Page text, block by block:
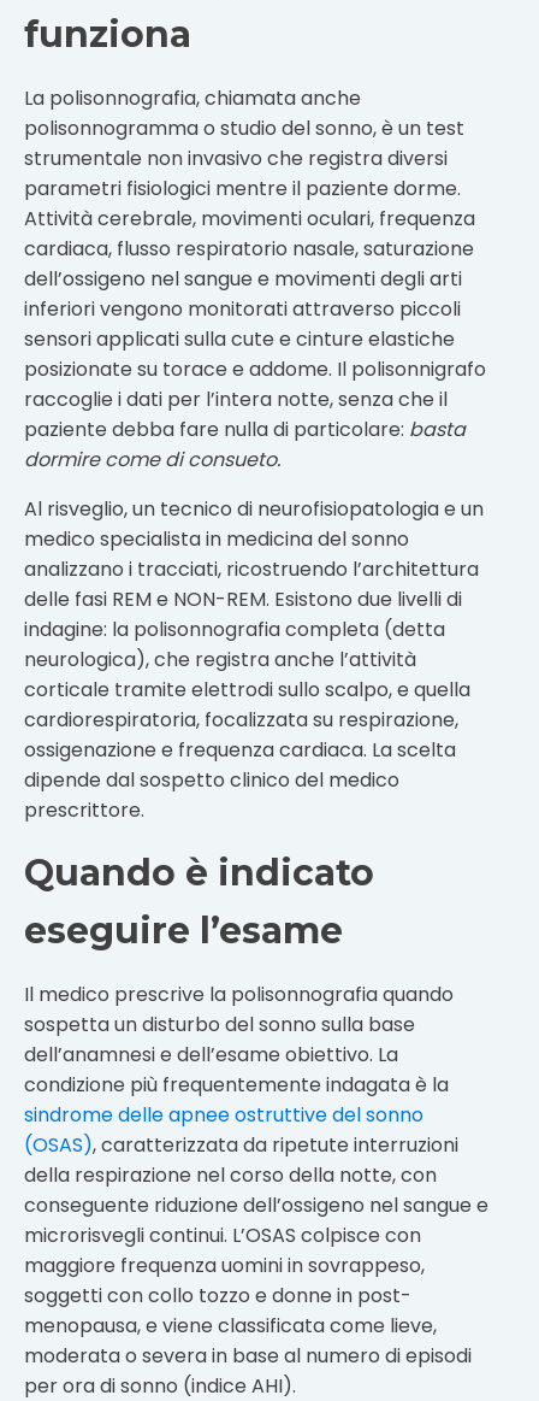
funziona
La polisonnografia, chiamata anche
polisonnogramma o studio del sonno, è un test
strumentale non invasivo che registra diversi
parametri fisiologici mentre il paziente dorme.
Attività cerebrale, movimenti oculari, frequenza
cardiaca, flusso respiratorio nasale, saturazione
dell’ossigeno nel sangue e movimenti degli arti
inferiori vengono monitorati attraverso piccoli
sensori applicati sulla cute e cinture elastiche
posizionate su torace e addome. Il polisonnigrafo
raccoglie i dati per l’intera notte, senza che il
paziente debba fare nulla di particolare: basta
dormire come di consueto.
Al risveglio, un tecnico di neurofisiopatologia e un
medico specialista in medicina del sonno
analizzano i tracciati, ricostruendo l’architettura
delle fasi REM e NON-REM. Esistono due livelli di
indagine: la polisonnografia completa (detta
neurologica), che registra anche l’attività
corticale tramite elettrodi sullo scalpo, e quella
cardiorespiratoria, focalizzata su respirazione,
ossigenazione e frequenza cardiaca. La scelta
dipende dal sospetto clinico del medico
prescrittore.
Quando è indicato
eseguire l’esame
Il medico prescrive la polisonnografia quando
sospetta un disturbo del sonno sulla base
dell’anamnesi e dell’esame obiettivo. La
condizione più frequentemente indagata è la
sindrome delle apnee ostruttive del sonno
(OSAS), caratterizzata da ripetute interruzioni
della respirazione nel corso della notte, con
conseguente riduzione dell’ossigeno nel sangue e
microrisvegli continui. L’OSAS colpisce con
maggiore frequenza uomini in sovrappeso,
soggetti con collo tozzo e donne in post-
menopausa, e viene classificata come lieve,
moderata o severa in base al numero di episodi
per ora di sonno (indice AHI).